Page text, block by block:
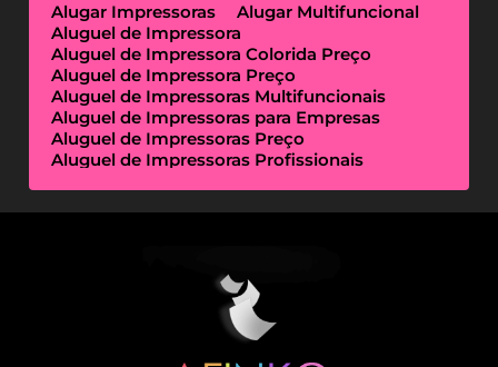
Alugar Impressoras
Alugar Multifuncional
Aluguel de Impressora
Aluguel de Impressora Colorida Preço
Aluguel de Impressora Preço
Aluguel de Impressoras Multifuncionais
Aluguel de Impressoras para Empresas
Aluguel de Impressoras Preço
Aluguel de Impressoras Profissionais
Empresas de Outsourcing de Impressão
Impressoras Multifuncionais Locação
Locação de Impressora